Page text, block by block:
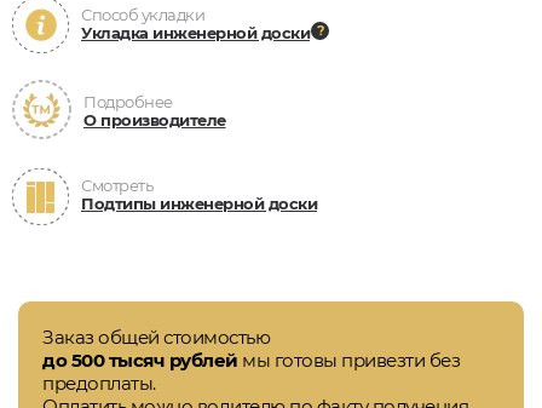
Способ укладки
Укладка инженерной доски
Подробнее
О производителе
Смотреть
Подтипы инженерной доски
Заказ общей стоимостью
до 500 тысяч рублей мы готовы привезти без
предоплаты.